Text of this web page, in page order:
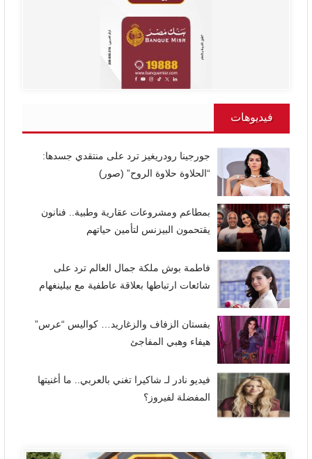
فيديوهات
جورجينا رودريغيز ترد على منتقدي جسدها:
“الحلاوة حلاوة الروح” (صور)
بمطاعم ومشروعات عقارية وطبية.. فنانون
يقتحمون البيزنس لتأمين حياتهم
فاطمة بوش ملكة جمال العالم ترد على
شائعات ارتباطها بعلاقة عاطفية مع بيلينغهام
بفستان الزفاف والزغاريد… كواليس “عرس”
هيفاء وهبي المفاجئ
فيديو نادر لـ شاكيرا تغني بالعربي.. ما أغنيتها
المفضلة لفيروز؟